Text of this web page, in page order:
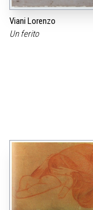
Viani Lorenzo
Un ferito